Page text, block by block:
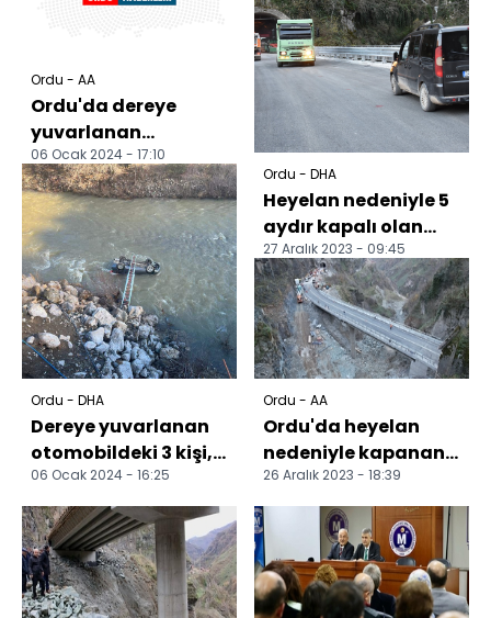
Ordu - AA
Ordu'da dereye
yuvarlanan
otomobildeki 3 kişi
yaralandı
06 Ocak 2024 - 17:10
Ordu - DHA
Dereye yuvarlanan
otomobildeki 3 kişi,
ağır yaralandı
06 Ocak 2024 - 16:25
Ordu - DHA
Heyelan nedeniyle 5
aydır kapalı olan
Karadeniz- Akdeniz
yolu yeniden ulaşı...
27 Aralık 2023 - 09:45
Ordu - AA
Ordu'da heyelan
nedeniyle kapanan
Karadeniz-Akdeniz
yolu yeniden
ulaşıma aç...
26 Aralık 2023 - 18:39